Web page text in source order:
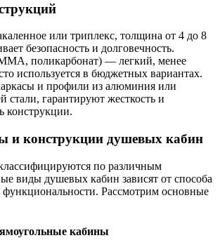
или триплекс, толщина от 4 до 8
безопасность и долговечность.
поликарбонат) — легкий, менее
используется в бюджетных вариантах.
и профили из алюминия или
стали, гарантируют жесткость и
конструкции.
и конструкции душевых кабин
по различным
виды душевых кабин зависят от способа
Рассмотрим основные
кабины